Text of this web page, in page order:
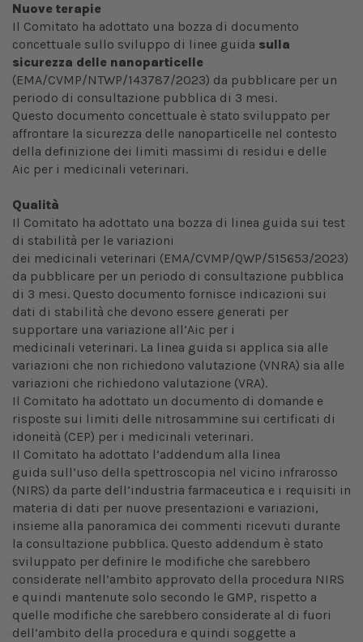
Nuove terapie
Il Comitato ha adottato una bozza di documento
concettuale sullo sviluppo di linee guida sulla
sicurezza delle nanoparticelle
(EMA/CVMP/NTWP/143787/2023) da pubblicare per un
periodo di consultazione pubblica di 3 mesi.
Questo documento concettuale è stato sviluppato per
affrontare la sicurezza delle nanoparticelle nel contesto
della definizione dei limiti massimi di residui e delle
Aic per i medicinali veterinari.
Qualità
Il Comitato ha adottato una bozza di linea guida sui test
di stabilità per le variazioni
dei medicinali veterinari (EMA/CVMP/QWP/515653/2023)
da pubblicare per un periodo di consultazione pubblica
di 3 mesi. Questo documento fornisce indicazioni sui
dati di stabilità che devono essere generati per
supportare una variazione all’Aic per i
medicinali veterinari. La linea guida si applica sia alle
variazioni che non richiedono valutazione (VNRA) sia alle
variazioni che richiedono valutazione (VRA).
Il Comitato ha adottato un documento di domande e
risposte sui limiti delle nitrosammine sui certificati di
idoneità (CEP) per i medicinali veterinari.
Il Comitato ha adottato l’addendum alla linea
guida sull’uso della spettroscopia nel vicino infrarosso
(NIRS) da parte dell’industria farmaceutica e i requisiti in
materia di dati per nuove presentazioni e variazioni,
insieme alla panoramica dei commenti ricevuti durante
la consultazione pubblica. Questo addendum è stato
sviluppato per definire le modifiche che sarebbero
considerate nell’ambito approvato della procedura NIRS
e quindi mantenute solo secondo le GMP, rispetto a
quelle modifiche che sarebbero considerate al di fuori
dell’ambito della procedura e quindi soggette a